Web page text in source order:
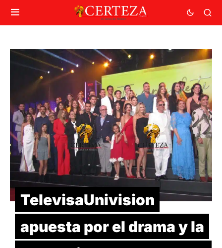
TelevisaUnivision
apuesta por el drama y la